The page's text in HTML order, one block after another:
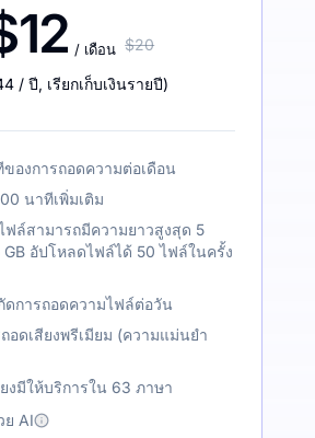
/ เดือน $20
/ ปี, เรียกเก็บเงินรายปี)
องการถอดความต่อเดือน
นาทีเพิ่มเติม
ฟล์สามารถมีความยาวสูงสุด 5
GB อัปโหลดไฟล์ได้ 50 ไฟล์ในครั้ง
ดการถอดความไฟล์ต่อวัน
อดเสียงพรีเมียม (ความแม่นยำ
งมีให้บริการใน 63 ภาษา
ย AI